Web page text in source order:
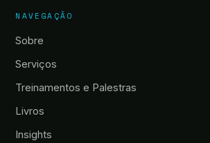
NAVEGAÇÃO
Sobre
Serviços
Treinamentos e Palestras
Livros
Insights